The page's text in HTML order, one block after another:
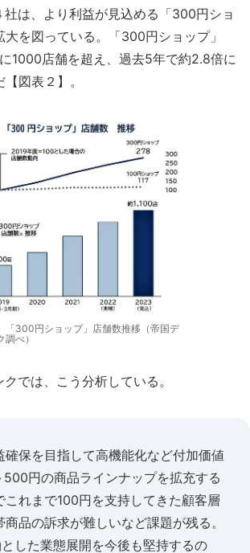
は、より利益が見込める「300円ショ
大を図っている。「300円ショップ」
1000店舗を超え、過去5年で約2.8倍に
図表２】。
「300円ショップ」店舗数推移（帝国デ
調べ）
では、こう分析している。
確保を目指して高機能化など付加価値
円の商品ラインナップを拡充する
これまで100円を支持してきた顧客層
品の訴求が難しいなど課題が残る。
した業態展開を今後も堅持するの